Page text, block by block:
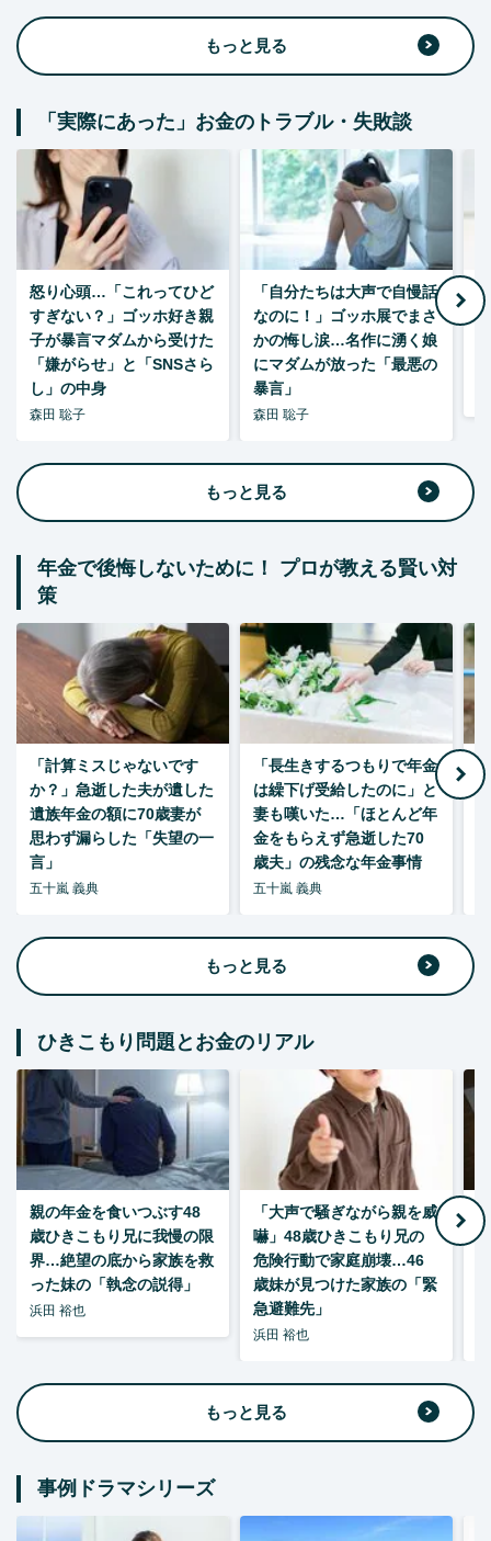
もっと見る
「実際にあった」お金のトラブル・失敗談
怒り心頭…「これってひど
すぎない？」ゴッホ好き親
子が暴言マダムから受けた
「嫌がらせ」と「SNSさら
し」の中身
森田 聡子
「自分たちは大声で自慢話
なのに！」ゴッホ展でまさ
かの悔し涙…名作に湧く娘
にマダムが放った「最悪の
暴言」
森田 聡子
もっと見る
年金で後悔しないために！ プロが教える賢い対
策
「計算ミスじゃないです
か？」急逝した夫が遺した
遺族年金の額に70歳妻が
思わず漏らした「失望の一
言」
五十嵐 義典
「長生きするつもりで年金
は繰下げ受給したのに」と
妻も嘆いた…「ほとんど年
金をもらえず急逝した70
歳夫」の残念な年金事情
五十嵐 義典
もっと見る
ひきこもり問題とお金のリアル
親の年金を食いつぶす48
歳ひきこもり兄に我慢の限
界…絶望の底から家族を救
った妹の「執念の説得」
浜田 裕也
「大声で騒ぎながら親を威
嚇」48歳ひきこもり兄の
危険行動で家庭崩壊…46
歳妹が見つけた家族の「緊
急避難先」
浜田 裕也
もっと見る
事例ドラマシリーズ